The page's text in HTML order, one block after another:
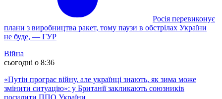
Росія перевиконує
плани з виробництва ракет, тому паузи в обстрілах України
не буде, — ГУР
Війна
сьогодні о 8:36
«Путін програє війну, але українці знають, як зима може
змінити ситуацію»: у Британії закликають союзників